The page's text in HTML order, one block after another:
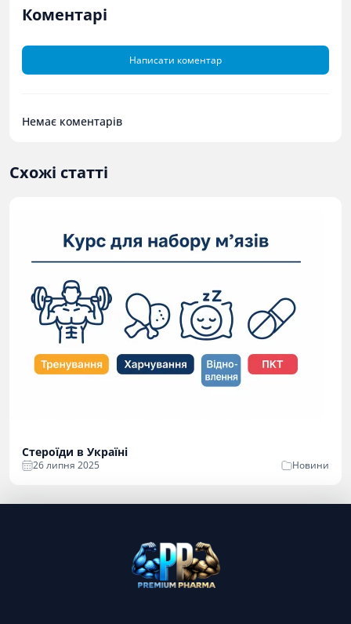
Коментарі
Написати коментар
Немає коментарів
Схожі статті
Стероїди в Україні
26 липня 2025 Новини